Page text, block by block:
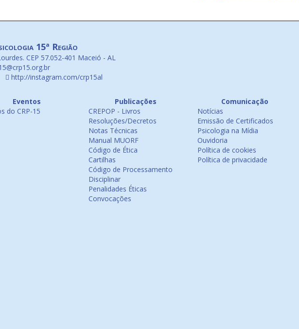
15ª Região
CEP 57.052-401 Maceió - AL
http://instagram.com/crp15al
Eventos
do CRP-15
Publicações
CREPOP - Livros
Resoluções/Decretos
Notas Técnicas
Manual MUORF
Código de Ética
Cartilhas
Código de Processamento
Disciplinar
Penalidades Éticas
Convocações
Comunicação
Notícias
Emissão de Certificados
Psicologia na Mídia
Ouvidoria
Política de cookies
Política de privacidade